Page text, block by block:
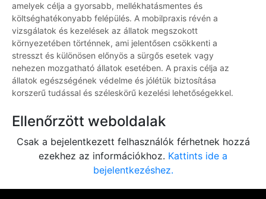
amelyek célja a gyorsabb, mellékhatásmentes és
költséghatékonyabb felépülés. A mobilpraxis révén a
vizsgálatok és kezelések az állatok megszokott
környezetében történnek, ami jelentősen csökkenti a
stresszt és különösen előnyös a sürgős esetek vagy
nehezen mozgatható állatok esetében. A praxis célja az
állatok egészségének védelme és jólétük biztosítása
korszerű tudással és széleskörű kezelési lehetőségekkel.
Ellenőrzött weboldalak
Csak a bejelentkezett felhasználók férhetnek hozzá
ezekhez az információkhoz. Kattints ide a
bejelentkezéshez.